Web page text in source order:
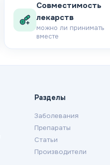
Совместимость
лекарств
можно ли принимать
вместе
Разделы
Заболевания
Препараты
Статьи
Производители